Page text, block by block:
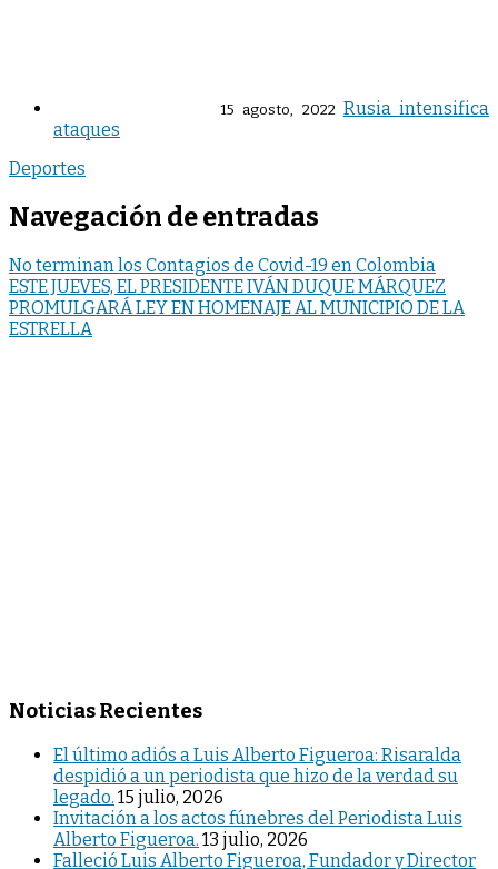
15 agosto, 2022 Rusia intensifica
ataques
Deportes
Navegación de entradas
No terminan los Contagios de Covid-19 en Colombia
ESTE JUEVES, EL PRESIDENTE IVÁN DUQUE MÁRQUEZ
PROMULGARÁ LEY EN HOMENAJE AL MUNICIPIO DE LA
ESTRELLA
Noticias Recientes
El último adiós a Luis Alberto Figueroa: Risaralda
despidió a un periodista que hizo de la verdad su
legado. 15 julio, 2026
Invitación a los actos fúnebres del Periodista Luis
Alberto Figueroa. 13 julio, 2026
Falleció Luis Alberto Figueroa, Fundador y Director